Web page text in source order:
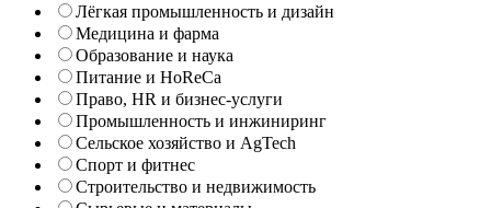
Лёгкая промышленность и дизайн
Медицина и фарма
Образование и наука
Питание и HoReCa
Право, HR и бизнес-услуги
Промышленность и инжиниринг
Сельское хозяйство и AgTech
Спорт и фитнес
Строительство и недвижимость